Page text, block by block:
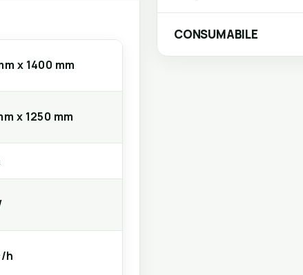
x 1400 mm
x 1250 mm
h
CONSUMABILE